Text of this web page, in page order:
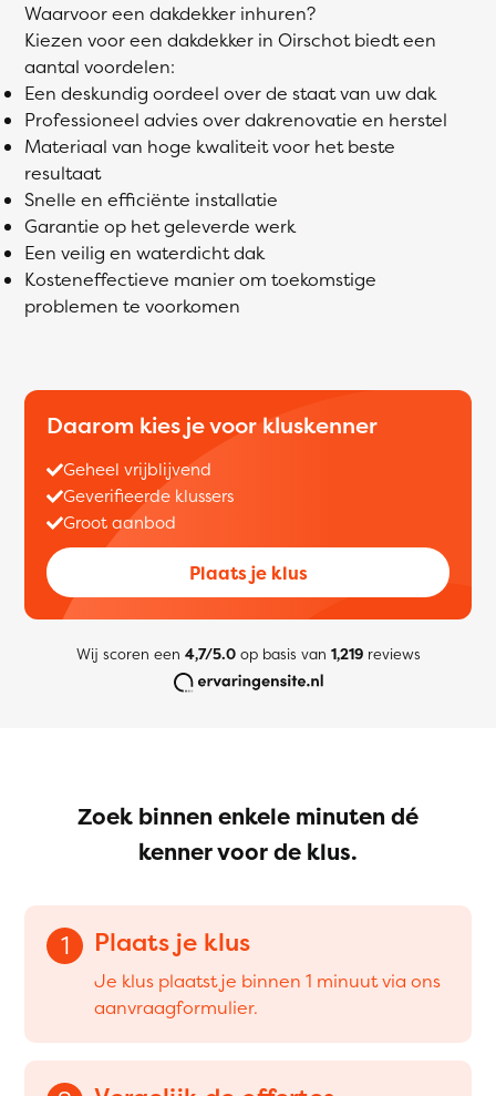
Waarvoor een dakdekker inhuren?
Kiezen voor een dakdekker in Oirschot biedt een
aantal voordelen:
Een deskundig oordeel over de staat van uw dak
Professioneel advies over dakrenovatie en herstel
Materiaal van hoge kwaliteit voor het beste
resultaat
Snelle en efficiënte installatie
Garantie op het geleverde werk
Een veilig en waterdicht dak
Kosteneffectieve manier om toekomstige
problemen te voorkomen
Daarom kies je voor kluskenner
Geheel vrijblijvend
Geverifieerde klussers
Groot aanbod
Plaats je klus
Wij scoren een 4,7/5.0op basis van 1,219reviews
Zoek binnen enkele minuten dé
kenner voor de klus.
1 Plaats je klus
Je klus plaatst je binnen 1 minuut via ons
aanvraagformulier.